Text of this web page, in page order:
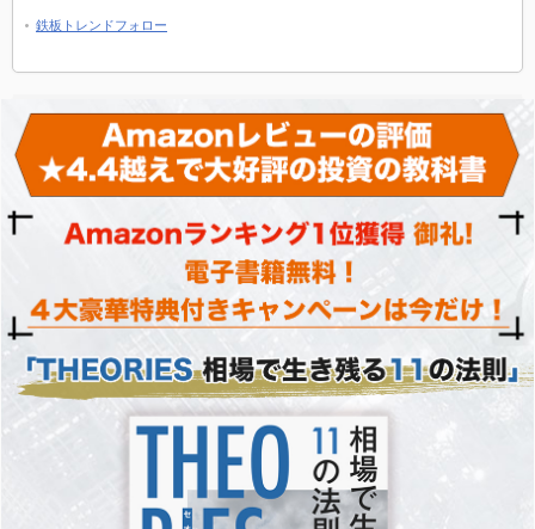
鉄板トレンドフォロー